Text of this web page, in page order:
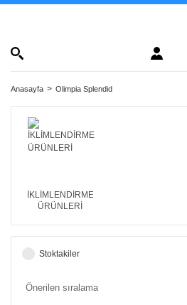
Anasayfa Olimpia Splendid
İKLİMLENDİRME
ÜRÜNLERİ
Stoktakiler